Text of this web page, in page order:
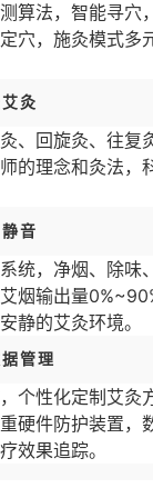
算法，智能寻穴
穴，施灸模式多
灸
、回旋灸、往复
的理念和灸法，
音
统，净烟、除味
烟输出量
静的艾灸环境。
管理
个性化定制艾灸
硬件防护装置，
效果追踪。